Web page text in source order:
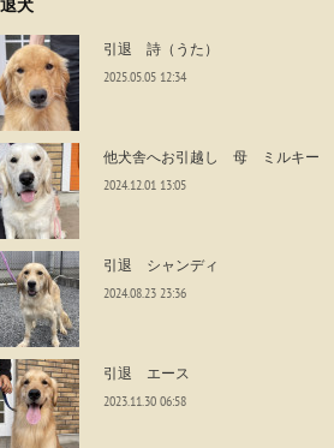
引退 詩（うた）
2025.05.05 12:34
他犬舎へお引越し 母 ミルキー
2024.12.01 13:05
引退 シャンディ
2024.08.23 23:36
引退 エース
2023.11.30 06:58